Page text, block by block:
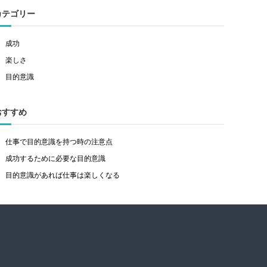
テゴリー
成功
楽しさ
目的意識
すすめ
仕事で目的意識を持つ時の注意点
成功するために必要な目的意識
目的意識があれば仕事は楽しくなる